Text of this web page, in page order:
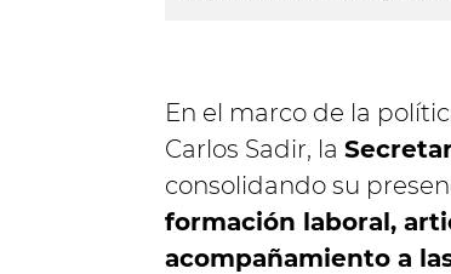
En el marco de la
Carlos Sadir, la
consolidando su
formación laboral,
acompañamiento a